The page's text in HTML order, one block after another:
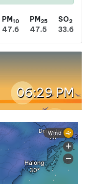
PM10
47.6
PM25
47.5
SO2
33.6
06:29 PM